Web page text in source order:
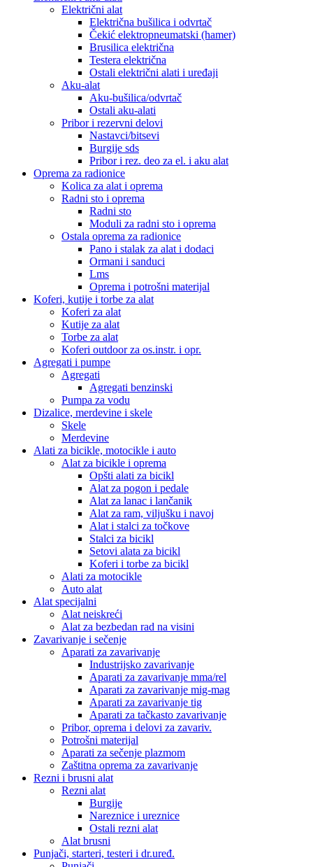
Električni alat
Električna bušilica i odvrtač
Čekić elektropneumatski (hamer)
Brusilica električna
Testera električna
Ostali električni alati i uređaji
Aku-alat
Aku-bušilica/odvrtač
Ostali aku-alati
Pribor i rezervni delovi
Nastavci/bitsevi
Burgije sds
Pribor i rez. deo za el. i aku alat
Oprema za radionice
Kolica za alat i oprema
Radni sto i oprema
Radni sto
Moduli za radni sto i oprema
Ostala oprema za radionice
Pano i stalak za alat i dodaci
Ormani i sanduci
Lms
Oprema i potrošni materijal
Koferi, kutije i torbe za alat
Koferi za alat
Kutije za alat
Torbe za alat
Koferi outdoor za os.instr. i opr.
Agregati i pumpe
Agregati
Agregati benzinski
Pumpa za vodu
Dizalice, merdevine i skele
Skele
Merdevine
Alati za bicikle, motocikle i auto
Alat za bicikle i oprema
Opšti alati za bicikl
Alat za pogon i pedale
Alat za lanac i lančanik
Alat za ram, viljušku i navoj
Alat i stalci za točkove
Stalci za bicikl
Setovi alata za bicikl
Koferi i torbe za bicikl
Alati za motocikle
Auto alat
Alat specijalni
Alat neiskreći
Alat za bezbedan rad na visini
Zavarivanje i sečenje
Aparati za zavarivanje
Industrijsko zavarivanje
Aparati za zavarivanje mma/rel
Aparati za zavarivanje mig-mag
Aparati za zavarivanje tig
Aparati za tačkasto zavarivanje
Pribor, oprema i delovi za zavariv.
Potrošni materijal
Aparati za sečenje plazmom
Zaštitna oprema za zavarivanje
Rezni i brusni alat
Rezni alat
Burgije
Nareznice i ureznice
Ostali rezni alat
Alat brusni
Punjači, starteri, testeri i dr.uređ.